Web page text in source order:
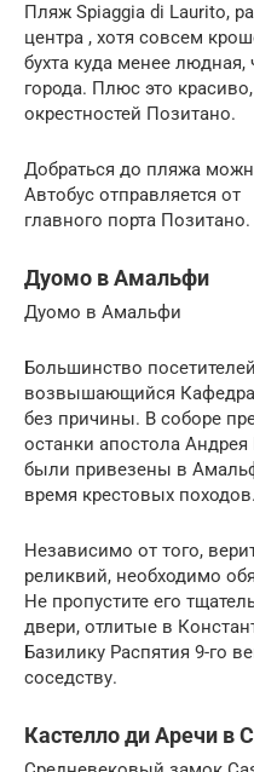
Пляж Spiaggia di Laurito,
центра , хотя совсем
бухта куда менее
города. Плюс это
окрестностей Позитано.
Добраться до пляжа
Автобус отправляется от
главного порта Позитано.
Дуомо в Амальфи
Дуомо в Амальфи
Большинство
возвышающийся
без причины. В соборе
останки апостола
были привезены в
время крестовых походов.
Независимо от того,
реликвий, необходимо
Не пропустите его
двери, отлитые в
Базилику Распятия 9-го
соседству.
Кастелло ди Аречи в